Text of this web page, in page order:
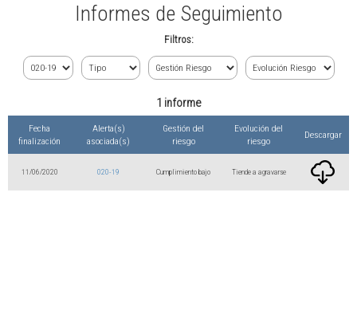
Informes de Seguimiento
Filtros:
1 informe
Fecha
finalización
Alerta(s)
asociada(s)
Gestión del
riesgo
Evolución del
riesgo
Descargar
11/06/2020 020-19 Cumplimiento bajo Tiende a agravarse